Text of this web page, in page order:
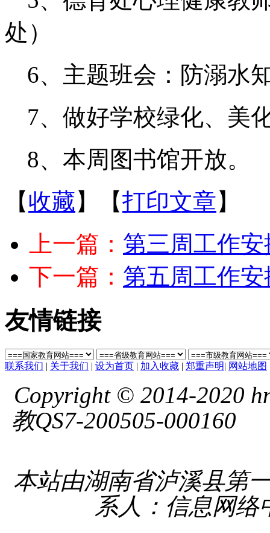
处）
6、主题班会：防
7、做好学校绿化
8、本周图书馆
【收藏】【打印文章】
上一篇： 第三周工作安
下一篇： 第五周工作安
友情链接
联系我们 | 关于我们 | 设为首页 | 加入收藏 | 郑重声明| 网站地图
Copyright © 2014-2020
教QS7-200505-000160
本站由湖南省泸溪县第
系人：信息网络